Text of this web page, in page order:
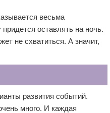
весьма
оставлять на ночь.
не схватиться. А значит,
развития событий.
много. И каждая